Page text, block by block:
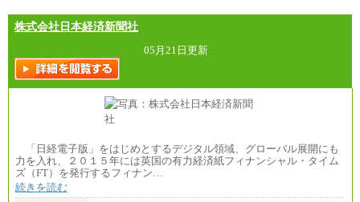
株式会社日本経済新聞社
05月21日更新
「日経電子版」をはじめとするデジタル領域、グローバル展開にも
力を入れ、２０１５年には英国の有力経済紙フィナンシャル・タイム
ズ（FT）を発行するフィナン…
続きを読む